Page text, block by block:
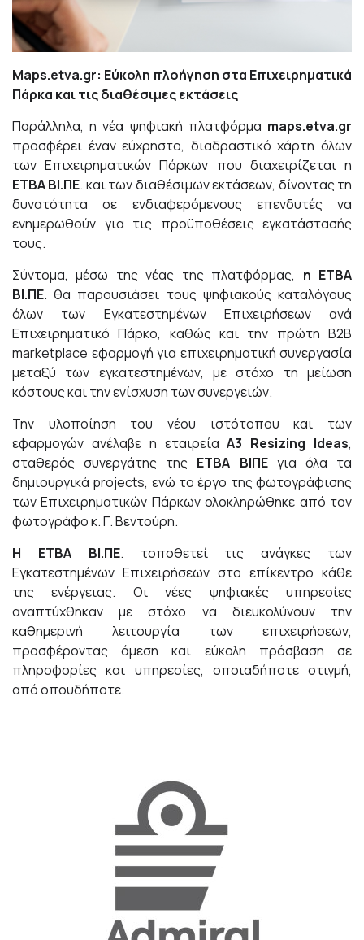
Μaps.etva.gr: Εύκολη πλοήγηση στα Επιχειρηματικά
Πάρκα και τις διαθέσιμες εκτάσεις
Παράλληλα, η νέα ψηφιακή πλατφόρμα maps.etva.gr
προσφέρει έναν εύχρηστο, διαδραστικό χάρτη όλων
των Επιχειρηματικών Πάρκων που διαχειρίζεται η
ΕΤΒΑ ΒΙ.ΠΕ. και των διαθέσιμων εκτάσεων, δίνοντας τη
δυνατότητα σε ενδιαφερόμενους επενδυτές να
ενημερωθούν για τις προϋποθέσεις εγκατάστασής
τους.
Σύντομα, μέσω της νέας της πλατφόρμας, η ΕΤΒΑ
ΒΙ.ΠΕ.θα παρουσιάσει τους ψηφιακούς καταλόγους
όλων των Εγκατεστημένων Επιχειρήσεων ανά
Επιχειρηματικό Πάρκο, καθώς και την πρώτη B2B
marketplace εφαρμογή για επιχειρηματική συνεργασία
μεταξύ των εγκατεστημένων, με στόχο τη μείωση
κόστους και την ενίσχυση των συνεργειών.
Την υλοποίηση του νέου ιστότοπου και των
εφαρμογών ανέλαβε η εταιρείαA3 Resizing Ideas,
σταθερός συνεργάτης της ΕΤΒΑ ΒΙΠΕγια όλα τα
δημιουργικά projects, ενώ το έργο της φωτογράφισης
των Επιχειρηματικών Πάρκων ολοκληρώθηκε από τον
φωτογράφο κ. Γ. Βεντούρη.
Η ΕΤΒΑ ΒΙ.ΠΕ. τοποθετεί τις ανάγκες των
Εγκατεστημένων Επιχειρήσεων στο επίκεντρο κάθε
της ενέργειας. Οι νέες ψηφιακές υπηρεσίες
αναπτύχθηκαν με στόχο να διευκολύνουν την
καθημερινή λειτουργία των επιχειρήσεων,
προσφέροντας άμεση και εύκολη πρόσβαση σε
πληροφορίες και υπηρεσίες, οποιαδήποτε στιγμή,
από οπουδήποτε.